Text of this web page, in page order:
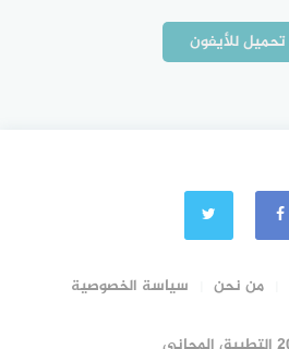
تحميل للأيفون
من نحن سياسة الخصوصية